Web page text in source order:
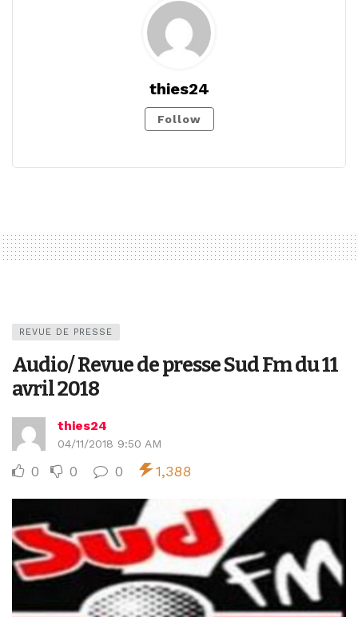
thies24
Follow
REVUE DE PRESSE
Audio/ Revue de presse Sud Fm du 11
avril 2018
thies24
04/11/2018 9:50 AM
0 0 0 1,388